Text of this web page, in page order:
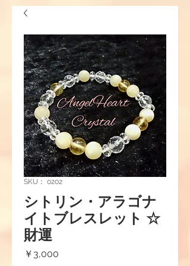
SKU： 0202
シトリン・アラゴナ
イトブレスレット ☆
財運
￥3,000